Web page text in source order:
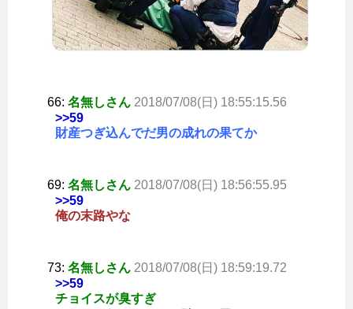
66: 名無しさん 2018/07/08(日) 18:55:15.56
>>59
財産つぎ込んでだ男の成れの果てか
69: 名無しさん 2018/07/08(日) 18:56:55.95
>>59
俺の末路やな
73: 名無しさん 2018/07/08(日) 18:59:19.72
>>59
チョイスが臭すぎ